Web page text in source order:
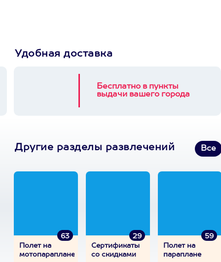
Удобная доставка
Бесплатно в пункты
выдачи вашего города
Другие разделы развлечений Все
63
Полет на
мотопараплане
29
Сертификаты
со скидками
59
Полет на
параплане